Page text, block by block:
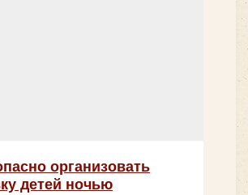
от:1700 руб/час
организовать
детей ночью